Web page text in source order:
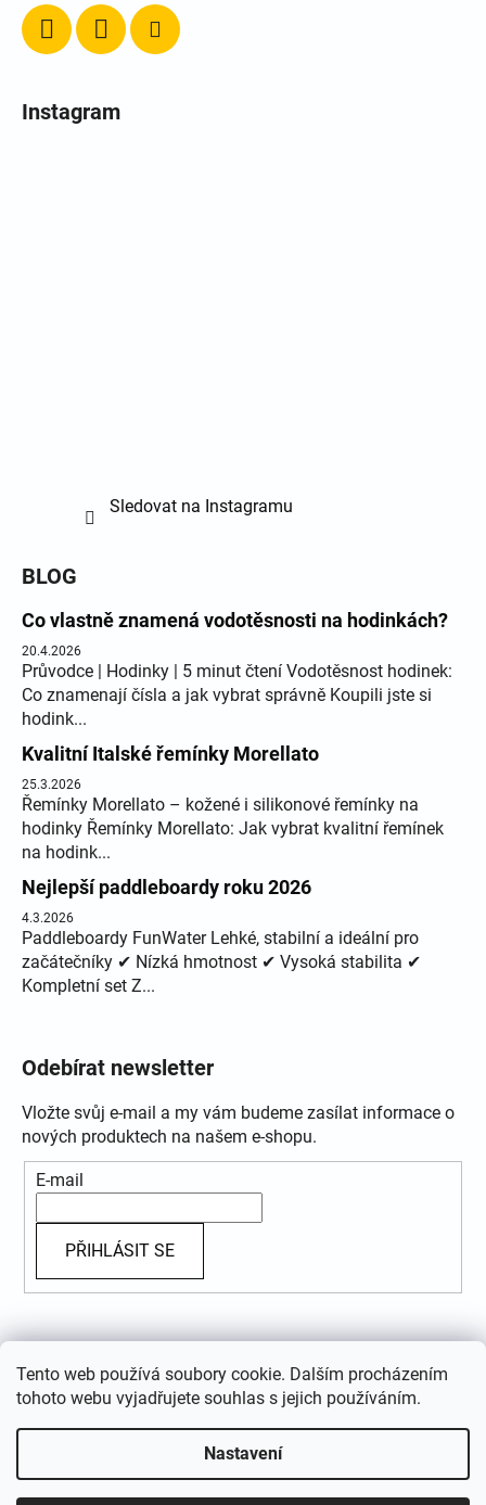
Tento web používá soubory cookie. Dalším procházením
tohoto webu vyjadřujete souhlas s jejich používáním.
Nastavení
Instagram
Sledovat na Instagramu
BLOG
Co vlastně znamená vodotěsnosti na hodinkách?
20.4.2026
Průvodce | Hodinky | 5 minut čtení Vodotěsnost hodinek:
Co znamenají čísla a jak vybrat správně Koupili jste si
hodink...
Kvalitní Italské řemínky Morellato
25.3.2026
Řemínky Morellato – kožené i silikonové řemínky na
hodinky Řemínky Morellato: Jak vybrat kvalitní řemínek
na hodink...
Nejlepší paddleboardy roku 2026
4.3.2026
Paddleboardy FunWater Lehké, stabilní a ideální pro
začátečníky ✔ Nízká hmotnost ✔ Vysoká stabilita ✔
Kompletní set Z...
Odebírat newsletter
Vložte svůj e-mail a my vám budeme zasílat informace o
nových produktech na našem e-shopu.
E-mail
PŘIHLÁSIT SE